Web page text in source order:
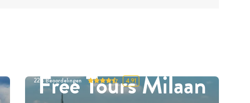
Free Tours Milaan
224Beoordelingen 4.91